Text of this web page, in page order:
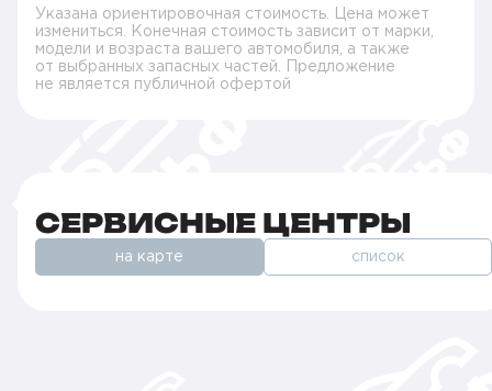
Указана ориентировочная стоимость. Цена может
измениться. Конечная стоимость зависит от марки,
модели и возраста вашего автомобиля, а также
от выбранных запасных частей. Предложение
не является публичной офертой
СЕРВИСНЫЕ ЦЕНТРЫ
на карте список